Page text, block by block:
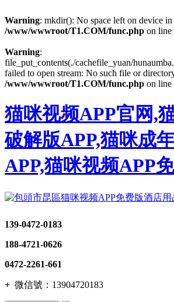
Warning: mkdir(): No space left on device in
/www/wwwroot/T1.COM/func.php on line
Warning:
file_put_contents(./cachefile_yuan/
failed to open stream: No such file or
/www/wwwroot/T1.COM/func.php on line
猫咪视频APP官网,
破解版APP,猫咪成
APP,猫咪视频APP
139-0472-0183
188-4721-0626
0472-2261-661
+ 微信號： 13904720183